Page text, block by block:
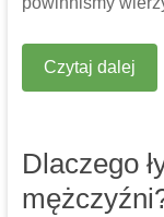
Czytaj dalej
Dlaczego